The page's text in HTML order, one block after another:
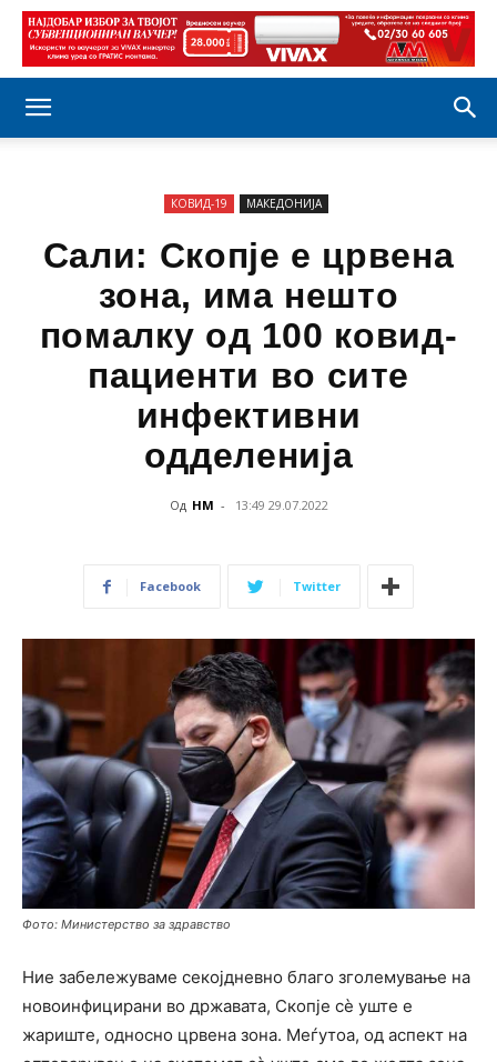
КОВИД-19 МАКЕДОНИЈА
Сали: Скопје е црвена
зона, има нешто
помалку од 100 ковид-
пациенти во сите
инфективни
одделенија
Од НМ - 13:49 29.07.2022
Facebook Twitter
Фото: Министерство за здравство
Ние забележуваме секојдневно благо зголемување на
новоинфицирани во државата, Скопје сѐ уште е
жариште, односно црвена зона. Меѓутоа, од аспект на